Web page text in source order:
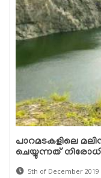
പാറമടകളിലെ
ചെയ്യുന്നത്
5th of December 2019